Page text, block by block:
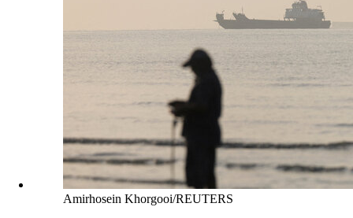
Amirhosein Khorgooi/REUTERS